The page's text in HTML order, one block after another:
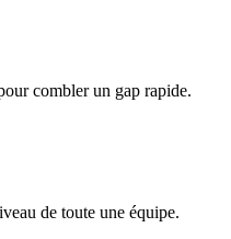
combler un gap rapide.
de toute une équipe.